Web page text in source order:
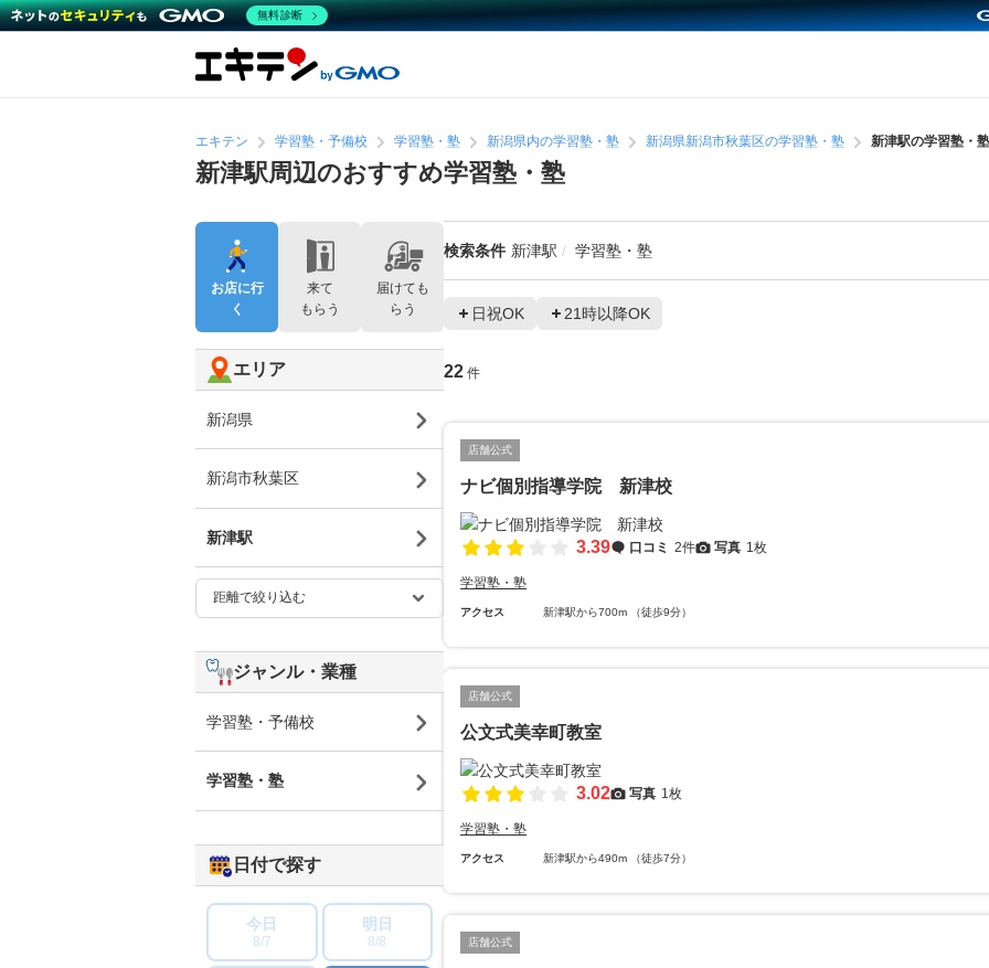
エキテン 学習塾・予備校 学習塾・塾 新潟県内の学習塾・塾 新潟県新潟市秋葉区の学習塾・塾 新津駅の学習塾・塾
新津駅周辺のおすすめ学習塾・塾
検索条件 新津駅 学習塾・塾
日祝OK 21時以降OK
22 件
店舗公式
ナビ個別指導学院 新津校
3.39 口コミ 2件 写真 1枚
学習塾・塾
アクセス 新津駅から700m （徒歩9分）
店舗公式
公文式美幸町教室
3.02 写真 1枚
学習塾・塾
アクセス 新津駅から490m （徒歩7分）
店舗公式
お店に行
く
来て
もらう
届けても
らう
エリア
新潟県
新潟市秋葉区
新津駅
ジャンル・業種
学習塾・予備校
学習塾・塾
日付で探す
今日
8/7
明日
8/8
無料診断